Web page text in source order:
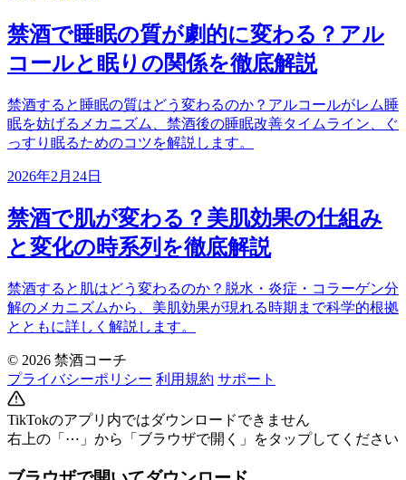
禁酒で睡眠の質が劇的に変わる？アル
コールと眠りの関係を徹底解説
禁酒すると睡眠の質はどう変わるのか？アルコールがレム睡
眠を妨げるメカニズム、禁酒後の睡眠改善タイムライン、ぐ
っすり眠るためのコツを解説します。
2026年2月24日
禁酒で肌が変わる？美肌効果の仕組み
と変化の時系列を徹底解説
禁酒すると肌はどう変わるのか？脱水・炎症・コラーゲン分
解のメカニズムから、美肌効果が現れる時期まで科学的根拠
とともに詳しく解説します。
© 2026 禁酒コーチ
プライバシーポリシー 利用規約 サポート
TikTokのアプリ内ではダウンロードできません
右上の「⋯」から「ブラウザで開く」をタップしてください